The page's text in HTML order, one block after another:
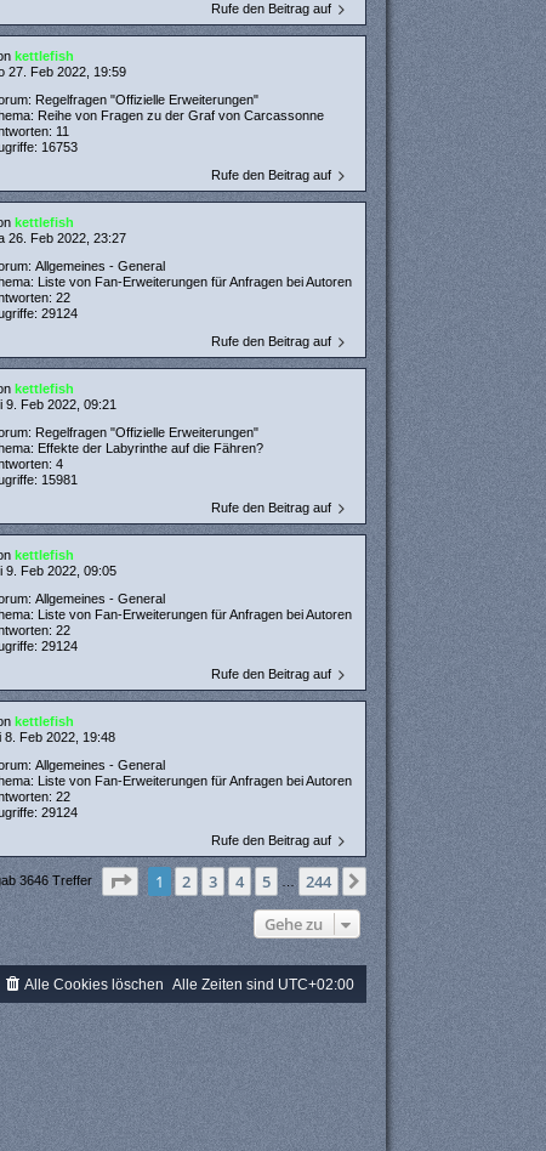
Rufe den Beitrag auf
kettlefish
27. Feb 2022, 19:59
Regelfragen "Offizielle Erweiterungen"
Reihe von Fragen zu der Graf von Carcassonne
11
16753
Rufe den Beitrag auf
kettlefish
26. Feb 2022, 23:27
Allgemeines - General
Liste von Fan-Erweiterungen für Anfragen bei Autoren
22
29124
Rufe den Beitrag auf
kettlefish
9. Feb 2022, 09:21
Regelfragen "Offizielle Erweiterungen"
Effekte der Labyrinthe auf die Fähren?
4
15981
Rufe den Beitrag auf
kettlefish
9. Feb 2022, 09:05
Allgemeines - General
Liste von Fan-Erweiterungen für Anfragen bei Autoren
22
29124
Rufe den Beitrag auf
kettlefish
8. Feb 2022, 19:48
Allgemeines - General
Liste von Fan-Erweiterungen für Anfragen bei Autoren
22
29124
Rufe den Beitrag auf
3646 Treffer Seite1 von244
1 2 3 4 5 … 244 Nächste
Gehe zu
Alle Zeiten sind UTC+02:00
Alle Cookies löschen